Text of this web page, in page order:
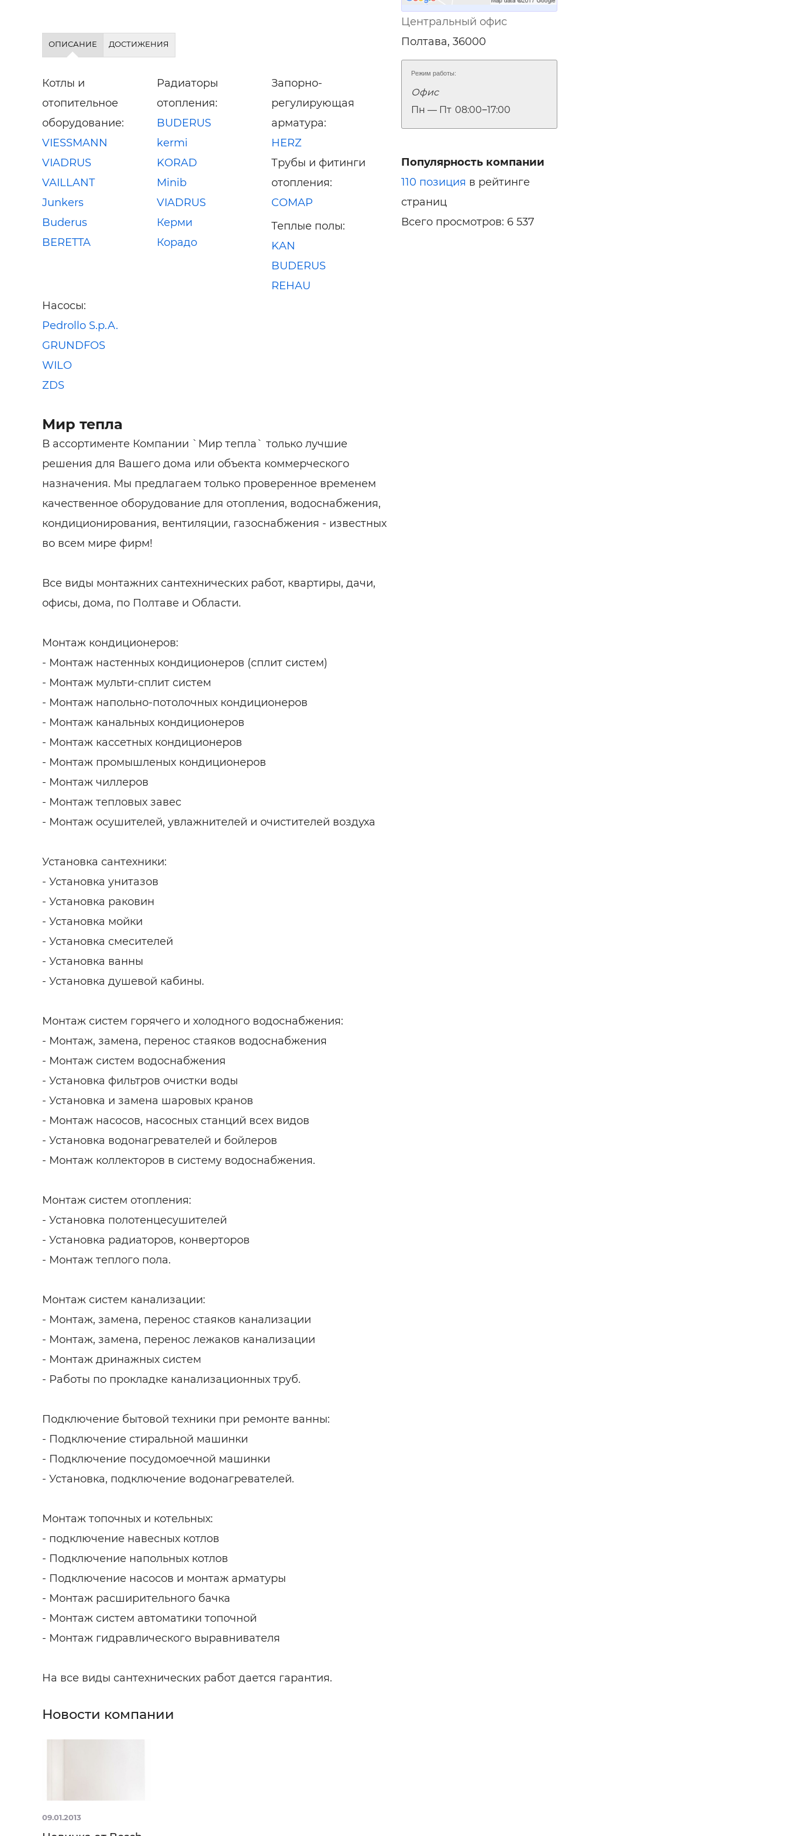
ОПИСАНИЕ ДОСТИЖЕНИЯ
Котлы и
отопительное
оборудование:
VIESSMANN
VIADRUS
VAILLANT
Junkers
Buderus
BERETTA
Радиаторы
отопления:
BUDERUS
kermi
KORAD
Minib
VIADRUS
Керми
Корадо
Запорно-
регулирующая
арматура:
HERZ
Трубы и фитинги
отопления:
COMAP
Теплые полы:
KAN
BUDERUS
REHAU
Насосы:
Pedrollo S.p.A.
GRUNDFOS
WILO
ZDS
Мир тепла
В ассортименте Компании `Мир тепла` только лучшие
решения для Вашего дома или объекта коммерческого
назначения. Мы предлагаем только проверенное временем
качественное оборудование для отопления, водоснабжения,
кондиционирования, вентиляции, газоснабжения - известных
во всем мире фирм!
Все виды монтажних сантехнических работ, квартиры, дачи,
офисы, дома, по Полтаве и Области.
Монтаж кондиционеров:
- Монтаж настенных кондиционеров (сплит систем)
- Монтаж мульти-сплит систем
- Монтаж напольно-потолочных кондиционеров
- Монтаж канальных кондиционеров
- Монтаж кассетных кондиционеров
- Монтаж промышленых кондиционеров
- Монтаж чиллеров
- Монтаж тепловых завес
- Монтаж осушителей, увлажнителей и очистителей воздуха
Установка сантехники:
- Установка унитазов
- Установка раковин
- Установка мойки
- Установка смесителей
- Установка ванны
- Установка душевой кабины.
Монтаж систем горячего и холодного водоснабжения:
- Монтаж, замена, перенос стаяков водоснабжения
- Монтаж систем водоснабжения
- Установка фильтров очистки воды
- Установка и замена шаровых кранов
- Монтаж насосов, насосных станций всех видов
- Установка водонагревателей и бойлеров
- Монтаж коллекторов в систему водоснабжения.
Монтаж систем отопления:
- Установка полотенцесушителей
- Установка радиаторов, конверторов
- Монтаж теплого пола.
Монтаж систем канализации:
- Монтаж, замена, перенос стаяков канализации
- Монтаж, замена, перенос лежаков канализации
- Монтаж дринажных систем
- Работы по прокладке канализационных труб.
Подключение бытовой техники при ремонте ванны:
- Подключение стиральной машинки
- Подключение посудомоечной машинки
- Установка, подключение водонагревателей.
Монтаж топочных и котельных:
- подключение навесных котлов
- Подключение напольных котлов
- Подключение насосов и монтаж арматуры
- Монтаж расширительного бачка
- Монтаж систем автоматики топочной
- Монтаж гидравлического выравнивателя
На все виды сантехнических работ дается гарантия.
Новости компании
09.01.2013
Центральный офис
Полтава, 36000
Режим работы:
Офис
Пн — Пт 08:00‒17:00
Популярность компании
110 позиция в рейтинге
страниц
Всего просмотров: 6 537